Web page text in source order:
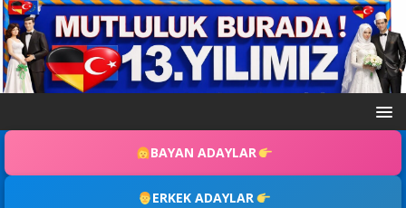
BAYAN ADAYLAR
ERKEK ADAYLAR